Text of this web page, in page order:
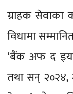
ग्राहक सेवाका
विधामा
‘बैंक अफ द इयर
तथा सन् २०२४,